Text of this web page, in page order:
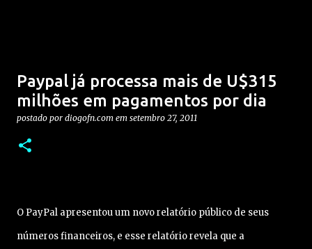
Paypal já processa mais de U$315
milhões em pagamentos por dia
postado por diogofn.com em setembro 27, 2011
O PayPal apresentou um novo relatório público de seus
números financeiros, e esse relatório revela que a